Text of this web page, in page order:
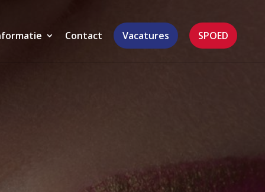
Contact Vacatures SPOED